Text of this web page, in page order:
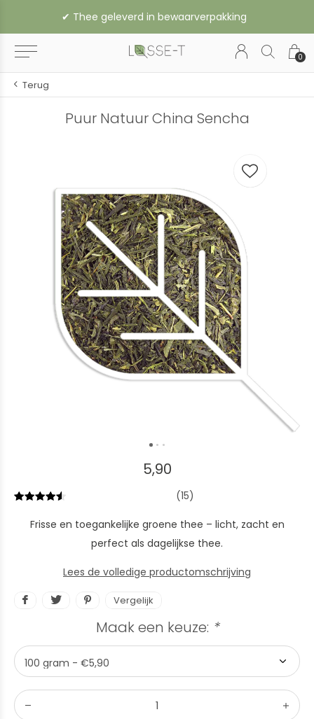
0
✔︎ Thee geleverd in bewaarverpakking
Terug
Puur Natuur China Sencha
5,90
(15)
Frisse en toegankelijke groene thee – licht, zacht en
perfect als dagelijkse thee.
Lees de volledige productomschrijving
Vergelijk
Maak een keuze: *